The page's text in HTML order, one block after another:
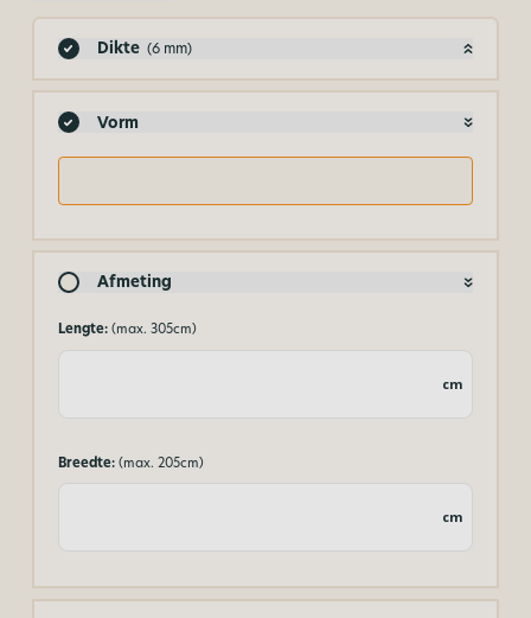
Dikte (6 mm)
Vorm
Afmeting
Lengte:(max. 305cm)
cm
Breedte:(max. 205cm)
cm